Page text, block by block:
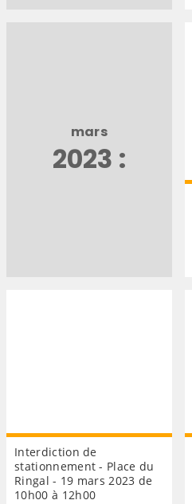
mars
2023 :
Interdiction de
stationnement - Place du
Ringal - 19 mars 2023 de
10h00 à 12h00